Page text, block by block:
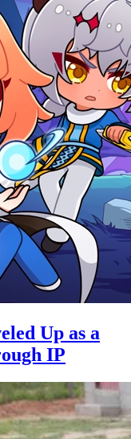
Up as a
IP